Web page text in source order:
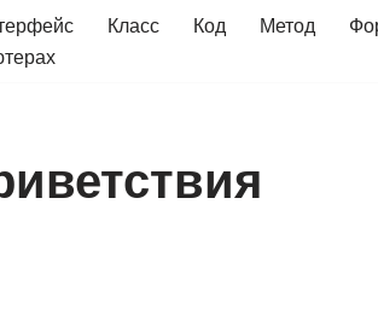
Класс Код Метод